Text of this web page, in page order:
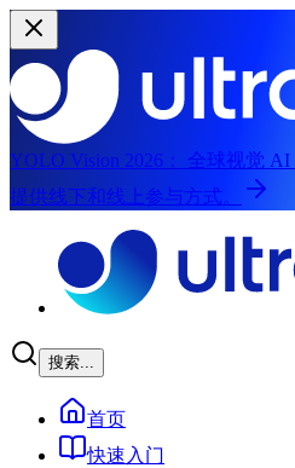
YOLO Vision 2026：
全球视觉 AI
提供线下和线上参与方式。
搜索...
首页
快速入门